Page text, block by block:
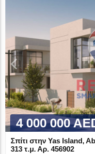
4 000 000
Σπίτι στην Yas Island,
313 τ.μ. Αρ. 456902